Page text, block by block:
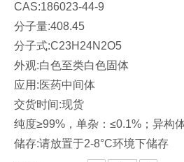
CAS:186023-44-9
分子量:408.45
分子式:C23H24N2O5
外观:白色至类白色固体
应用:医药中间体
交货时间:现货
纯度≥99%，单杂：≤0.1%；异构
储存:请放置于2-8°C环境下储存